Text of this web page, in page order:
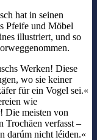
hat in seinen
Pfeife und Möbel
illustriert, und so
Werken! Diese
wo sie keiner
für ein Vogel sei.«
wie
Die meisten von
Trochäen verfasst –
darúm nicht léiden.«